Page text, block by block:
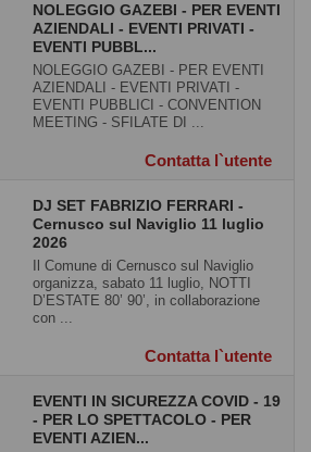
NOLEGGIO GAZEBI - PER EVENTI
AZIENDALI - EVENTI PRIVATI -
EVENTI PUBBL...
NOLEGGIO GAZEBI - PER EVENTI
AZIENDALI - EVENTI PRIVATI -
EVENTI PUBBLICI - CONVENTION
MEETING - SFILATE DI ...
Contatta l`utente
DJ SET FABRIZIO FERRARI -
Cernusco sul Naviglio 11 luglio
2026
Il Comune di Cernusco sul Naviglio
organizza, sabato 11 luglio, NOTTI
D’ESTATE 80’ 90’, in collaborazione
con ...
Contatta l`utente
EVENTI IN SICUREZZA COVID - 19
- PER LO SPETTACOLO - PER
EVENTI AZIEN...